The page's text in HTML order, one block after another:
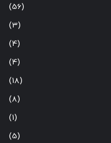
(56)
(3)
(4)
(4)
(18)
(8)
(1)
(5)